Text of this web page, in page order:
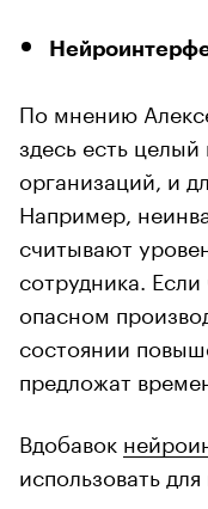
По мнению
здесь есть
организаций, и
Например,
считывают
сотрудника.
опасном
состоянии
предложат
Вдобавок
использовать